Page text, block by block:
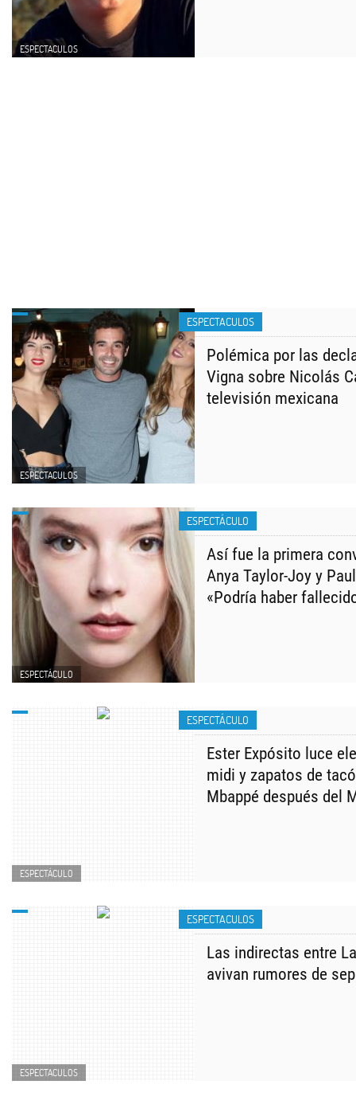
ESPECTACULOS
ESPECTACULOS
ESPECTACULOS
Polémica por las
Vigna sobre Nicolás
televisión mexicana
ESPECTÁCULO
ESPECTÁCULO
Así fue la primera
Anya Taylor-Joy y
«Podría haber
ESPECTÁCULO
ESPECTÁCULO
Ester Expósito luce
midi y zapatos de
Mbappé después del
ESPECTACULOS
ESPECTACULOS
Las indirectas entre
avivan rumores de